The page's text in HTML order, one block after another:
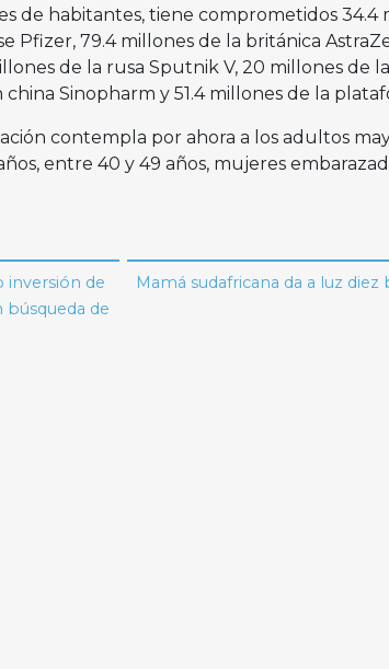
de habitantes, tiene comprometidos 34.4
Pfizer, 79.4 millones de la británica
de la rusa Sputnik V, 20 millones de
Sinopharm y 51.4 millones de la
contempla por ahora a los adultos
entre 40 y 49 años, mujeres
inversión de
de
Mamá sudafricana da a luz